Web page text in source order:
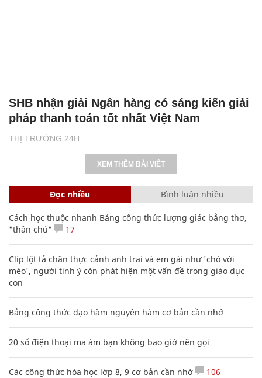
THỊ TRƯỜNG 24H
SHB nhận giải Ngân hàng có sáng kiến giải
pháp thanh toán tốt nhất Việt Nam
XEM THÊM BÀI VIẾT
Đọc nhiều Bình luận nhiều
Cách học thuộc nhanh Bảng công thức lượng giác bằng thơ,
"thần chú"
17
Clip lột tả chân thực cảnh anh trai và em gái như 'chó với
mèo', người tinh ý còn phát hiện một vấn đề trong giáo dục
con
Bảng công thức đạo hàm nguyên hàm cơ bản cần nhớ
20 số điện thoại ma ám bạn không bao giờ nên gọi
Các công thức hóa học lớp 8, 9 cơ bản cần nhớ 106